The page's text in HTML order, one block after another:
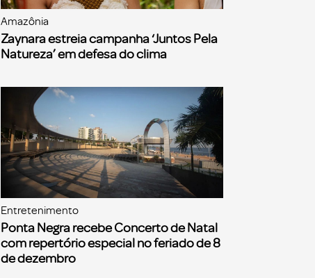
Amazônia
Zaynara estreia campanha ‘Juntos Pela
Natureza’ em defesa do clima
Entretenimento
Ponta Negra recebe Concerto de Natal
com repertório especial no feriado de 8
de dezembro